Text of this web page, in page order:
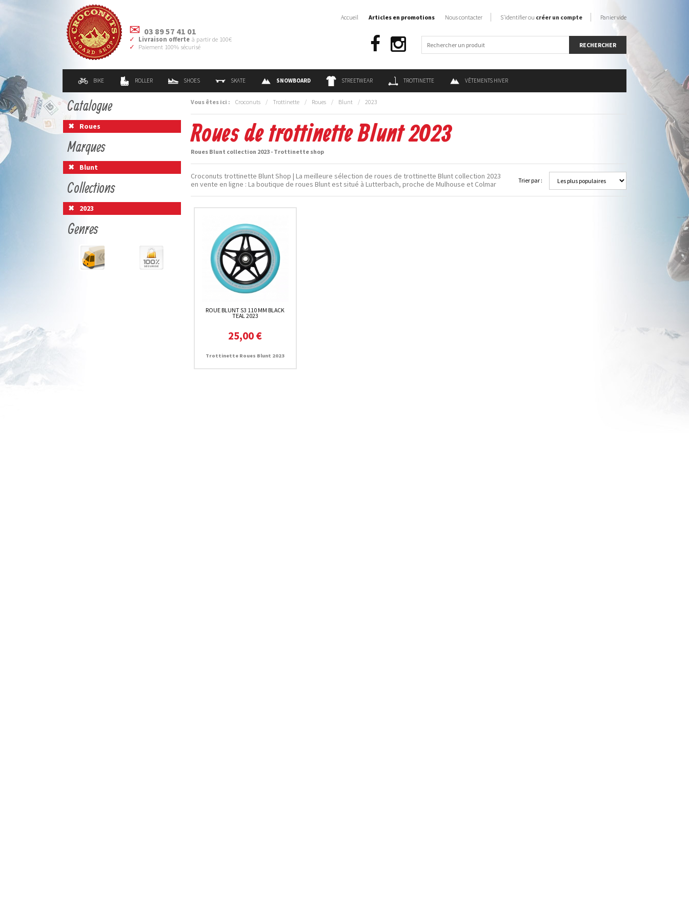
03 89 57 41 01
Livraison offerte à partir de 100€
Paiement 100% sécurisé
BIKE ROLLER SHOES SKATE SNOWBOARD STREETWEAR TROTTINETTE VÊTEMENTS HIVER
Accueil Articles en promotions Nous contacter S'identifier ou créer un compte Panier vide
Vous êtes ici : Croconuts / Trottinette / Roues / Blunt / 2023
Roues de trottinette Blunt 2023
Roues Blunt collection 2023 - Trottinette shop
Trier par :
Croconuts trottinette Blunt Shop | La meilleure sélection de roues de trottinette Blunt collection 2023
en vente en ligne : La boutique de roues Blunt est situé à Lutterbach, proche de Mulhouse et Colmar
ROUE BLUNT S3 110 MM BLACK
TEAL 2023
25,00 €
Trottinette Roues Blunt 2023
Catalogue
Roues
Marques
Blunt
Collections
2023
Genres